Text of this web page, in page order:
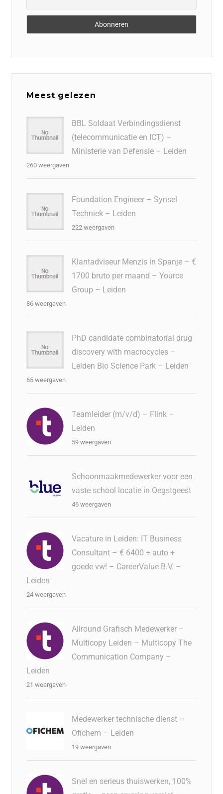
Meest gelezen
BBL Soldaat Verbindingsdienst
(telecommunicatie en ICT) –
Ministerie van Defensie – Leiden
260 weergaven
Foundation Engineer – Synsel
Techniek – Leiden
222 weergaven
Klantadviseur Menzis in Spanje – €
1700 bruto per maand – Yource
Group – Leiden
86 weergaven
PhD candidate combinatorial drug
discovery with macrocycles –
Leiden Bio Science Park – Leiden
65 weergaven
Teamleider (m/v/d) – Flink –
Leiden
59 weergaven
Schoonmaakmedewerker voor een
vaste school locatie in Oegstgeest
46 weergaven
Vacature in Leiden: IT Business
Consultant – € 6400 + auto +
goede vw! – CareerValue B.V. –
Leiden
24 weergaven
Allround Grafisch Medewerker –
Multicopy Leiden – Multicopy The
Communication Company –
Leiden
21 weergaven
Medewerker technische dienst –
Ofichem – Leiden
19 weergaven
Snel en serieus thuiswerken, 100%